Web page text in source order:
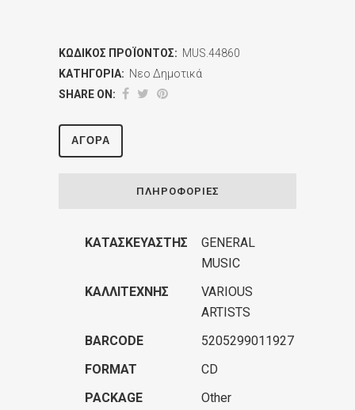
ΚΩΔΙΚΌΣ ΠΡΟΪΌΝΤΟΣ: MUS.44860
ΚΑΤΗΓΟΡΊΑ: Νεο Δημοτικά
SHARE ON:
ΑΓΟΡΆ
ΠΛΗΡΟΦΟΡΊΕΣ
ΚΑΤΑΣΚΕΥΑΣΤΉΣ
GENERAL
MUSIC
ΚΑΛΛΙΤΈΧΝΗΣ
VARIOUS
ARTISTS
BARCODE
5205299011927
FORMAT
CD
PACKAGE
Other